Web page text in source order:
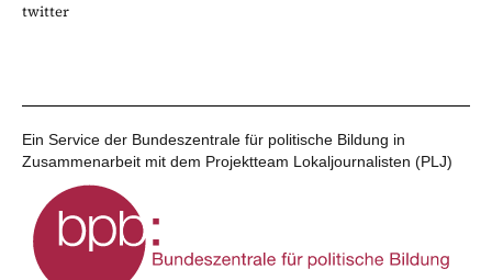
twitter
Ein Service der Bundeszentrale für politische Bildung in
Zusammenarbeit mit dem Projektteam Lokaljournalisten (PLJ)